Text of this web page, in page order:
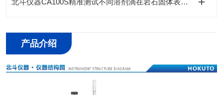
北斗仪器CA100S精准测试不同溶剂滴在岩石固体表面超亲水接触角的瞬间润湿
产品介绍